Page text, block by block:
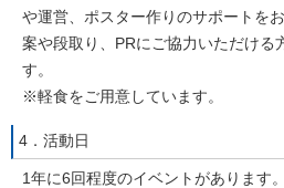
や運営、ポスター作りのサポートを
案や段取り、PRにご協力いただける
す。
※軽食をご用意しています。
4．活動日
1年に6回程度のイベントがあります。